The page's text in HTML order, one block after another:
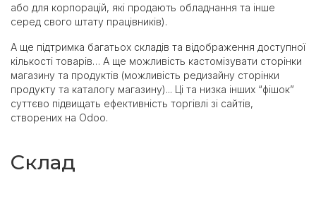
або для корпорацій, які продають обладнання та інше
серед свого штату працівників).
А ще підтримка багатьох складів та відображення доступної
кількості товарів… А ще можливість кастомізувати сторінки
магазину та продуктів (можливість редизайну сторінки
продукту та каталогу магазину)... Ці та низка інших “фішок”
суттєво підвищать ефективність торгівлі зі сайтів,
створених на Odoo.
Склад